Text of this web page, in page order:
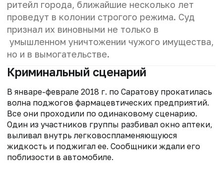
ритейл города, ближайшие несколько лет
проведут в колонии строгого режима. Суд
признал их виновными не только в
умышленном уничтожении чужого имущества,
но и в вымогательстве.
Криминальный сценарий
В январе-феврале 2018 г. по Саратову прокатилась
волна поджогов фармацевтических предприятий.
Все они проходили по одинаковому сценарию.
Один из участников группы разбивал окно аптеки,
выливал внутрь легковоспламеняющуюся
жидкость и поджигал ее. Сообщники ждали его
поблизости в автомобиле.